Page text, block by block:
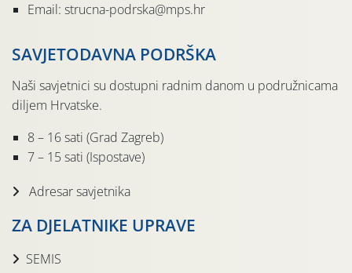
Email: strucna-podrska@mps.hr
SAVJETODAVNA PODRŠKA
Naši savjetnici su dostupni radnim danom u podružnicama
diljem Hrvatske.
8 – 16 sati (Grad Zagreb)
7 – 15 sati (Ispostave)
Adresar savjetnika
ZA DJELATNIKE UPRAVE
SEMIS